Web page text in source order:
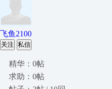
飞鱼2100
关注 私信
精华：0帖
求助：0帖